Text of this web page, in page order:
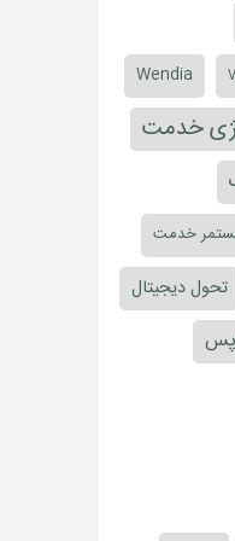
Wendia
خدمت
خدمت
تحول دیجیتال